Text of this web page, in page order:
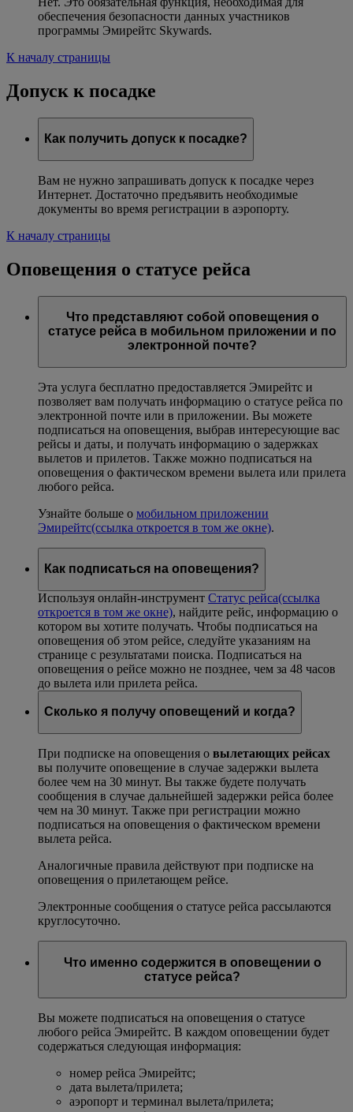
обеспечения безопасности данных участников
программы Эмирейтс Skywards.
К началу страницы
Допуск к посадке
Как получить допуск к посадке?
Вам не нужно запрашивать допуск к посадке через
Интернет. Достаточно предъявить необходимые
документы во время регистрации в аэропорту.
К началу страницы
Оповещения о статусе рейса
Что представляют собой оповещения о
статусе рейса в мобильном приложении и по
электронной почте?
Эта услуга бесплатно предоставляется Эмирейтс и
позволяет вам получать информацию о статусе рейса по
электронной почте или в приложении. Вы можете
подписаться на оповещения, выбрав интересующие вас
рейсы и даты, и получать информацию о задержках
вылетов и прилетов. Также можно подписаться на
оповещения о фактическом времени вылета или прилета
любого рейса.
Узнайте больше о мобильном приложении
Эмирейтс(ссылка откроется в том же окне).
Как подписаться на оповещения?
Используя онлайн-инструмент Статус рейса(ссылка
откроется в том же окне), найдите рейс, информацию о
котором вы хотите получать. Чтобы подписаться на
оповещения об этом рейсе, следуйте указаниям на
странице с результатами поиска. Подписаться на
оповещения о рейсе можно не позднее, чем за 48 часов
до вылета или прилета рейса.
Сколько я получу оповещений и когда?
При подписке на оповещения о вылетающих рейсах
вы получите оповещение в случае задержки вылета
более чем на 30 минут. Вы также будете получать
сообщения в случае дальнейшей задержки рейса более
чем на 30 минут. Также при регистрации можно
подписаться на оповещения о фактическом времени
вылета рейса.
Аналогичные правила действуют при подписке на
оповещения о прилетающем рейсе.
Электронные сообщения о статусе рейса рассылаются
круглосуточно.
Что именно содержится в оповещении о
статусе рейса?
Вы можете подписаться на оповещения о статусе
любого рейса Эмирейтс. В каждом оповещении будет
содержаться следующая информация:
номер рейса Эмирейтс;
дата вылета/прилета;
аэропорт и терминал вылета/прилета;